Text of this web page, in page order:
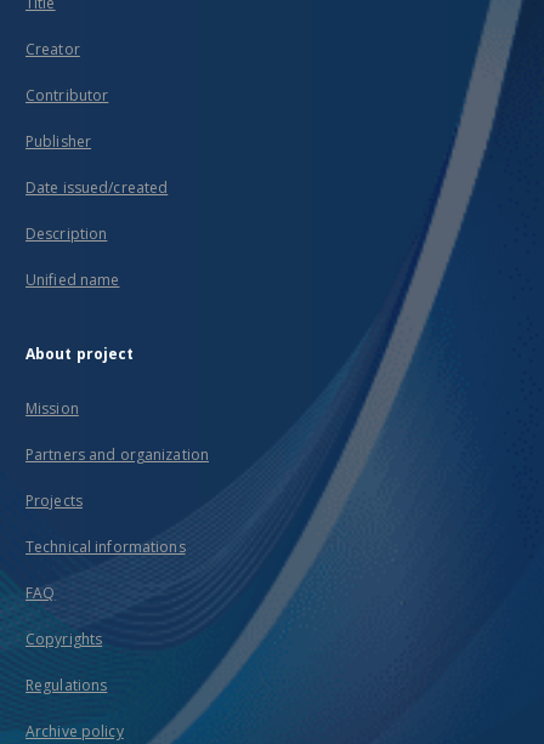
Creator
Contributor
Publisher
Date issued/created
Description
Unified name
About project
Mission
Partners and organization
Projects
Technical informations
FAQ
Copyrights
Regulations
Archive policy